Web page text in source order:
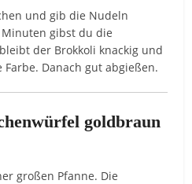
und gib die Nudeln
gibst du die
der Brokkoli knackig und
Danach gut abgießen.
goldbraun
großen Pfanne. Die